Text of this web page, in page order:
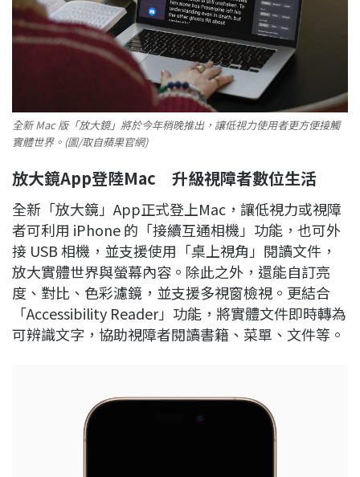
全新 Mac 版「放大鏡」將於今年稍晚推出，讓低視力使用者更方便接觸
實體世界。(圖/取自蘋果官網)
放大鏡App登陸Mac 升級視障者數位生活
全新「放大鏡」App正式登上Mac，讓低視力或視障
者可利用 iPhone 的「接續互通相機」功能，也可外
接 USB 相機，並支援使用「桌上視角」閱讀文件，
放大實體世界與螢幕內容。除此之外，還能自訂亮
度、對比、色彩濾鏡，並支援多視窗檢視。更結合
「Accessibility Reader」功能，將實體文件即時轉為
可辨識文字，協助視障者閱讀書籍、菜單、文件等。